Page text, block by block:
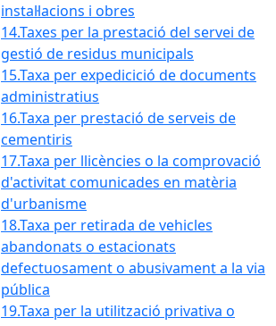
instal·lacions i obres
14.Taxes per la prestació del servei de
gestió de residus municipals
15.Taxa per expedicició de documents
administratius
16.Taxa per prestació de serveis de
cementiris
17.Taxa per llicències o la comprovació
d'activitat comunicades en matèria
d'urbanisme
18.Taxa per retirada de vehicles
abandonats o estacionats
defectuosament o abusivament a la via
pública
19.Taxa per la utilització privativa o